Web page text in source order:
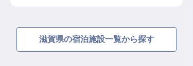
滋賀県の宿泊施設一覧から探す